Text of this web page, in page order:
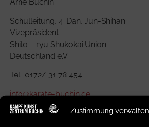
Zustimmung verwalten
Arne Buchin
Schulleitung, 4. Dan, Jun-Shihan
Vizepräsident
Shito – ryu Shukokai Union
Deutschland e.V.
Tel.: 0172/ 31 78 454
info@karate-buchin.de
www.karate-buchin.de